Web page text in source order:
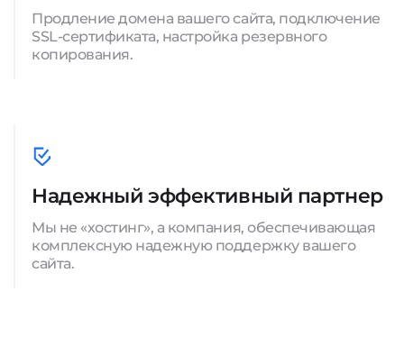
Продление домена вашего сайта, подключение
SSL-сертификата, настройка резервного
копирования.
Надежный эффективный партнер
Мы не «хостинг», а компания, обеспечивающая
комплексную надежную поддержку вашего
сайта.